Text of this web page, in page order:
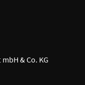
& Co. KG